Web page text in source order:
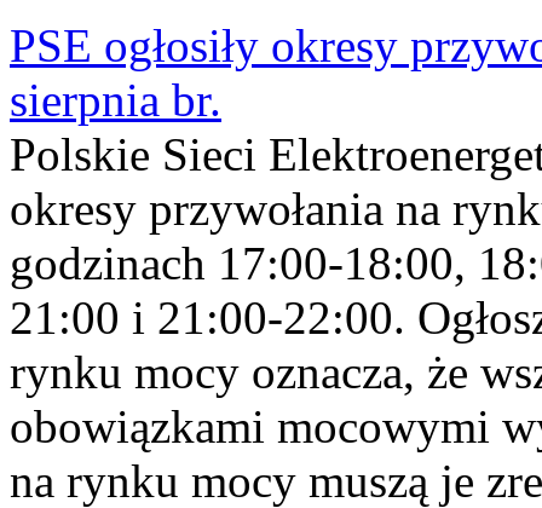
PSE ogłosiły okresy
sierpnia br.
Polskie Sieci
okresy przywołania na
godzinach 17:00-18:00,
21:00 i 21:00-22:00.
rynku mocy oznacza, że
obowiązkami mocowymi
na rynku mocy muszą je